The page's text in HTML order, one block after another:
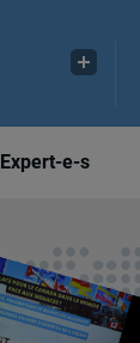
Expert-e-s